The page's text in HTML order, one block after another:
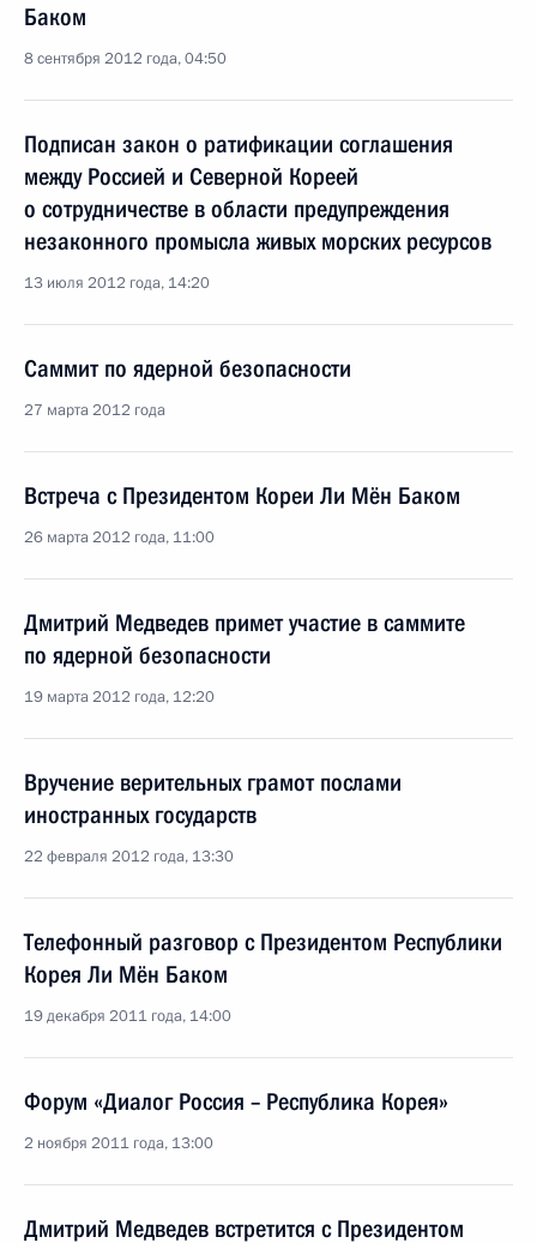
Баком
8 сентября 2012 года, 04:50
Подписан закон о ратификации соглашения
между Россией и Северной Кореей
о сотрудничестве в области предупреждения
незаконного промысла живых морских ресурсов
13 июля 2012 года, 14:20
Саммит по ядерной безопасности
27 марта 2012 года
Встреча с Президентом Кореи Ли Мён Баком
26 марта 2012 года, 11:00
Дмитрий Медведев примет участие в саммите
по ядерной безопасности
19 марта 2012 года, 12:20
Вручение верительных грамот послами
иностранных государств
22 февраля 2012 года, 13:30
Телефонный разговор с Президентом Республики
Корея Ли Мён Баком
19 декабря 2011 года, 14:00
Форум «Диалог Россия – Республика Корея»
2 ноября 2011 года, 13:00
Дмитрий Медведев встретится с Президентом